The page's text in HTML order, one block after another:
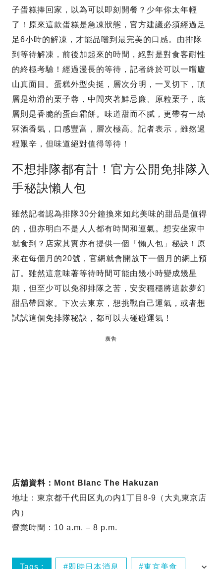
子蛋糕捧回家，以為可以即刻開餐？少年你太年輕
了！原來這款蛋糕是急凍狀態，官方建議必須經過足
足6小時的解凍，才能品嚐到最完美的口感。由排隊
到等待解凍，前後加起來的時間，絕對是對食客耐性
的終極考驗！經過漫長的等待，記者終於可以一嚐廬
山真面目。蛋糕外型尖挺，層次分明，一叉切下，頂
層是幼滑的栗子蓉，中間夾著鮮忌廉、原粒栗子，底
層則是香脆的蛋白霜餅。味道甜而不膩，更帶有一絲
冧酒香氣，口感豐富，層次極高。記者表示，雖然過
程艱辛，但味道絕對值得等待！
不想排隊都有計！官方公開免排隊入
手秘訣懶人包
雖然記者認為排隊30分鐘換來如此美味的甜品是值得
的，但亦明白不是人人都有時間和運氣。想安坐家中
就食到？店家其實亦有提供一個「懶人包」秘訣！原
來在每個月的20號，官網就會開放下一個月的網上預
訂。雖然這意味著等待時間可能由幾小時變成幾星
期，但至少可以免卻排隊之苦，安安穩穩將這款夢幻
甜品帶回家。下次去東京，想挑戰自己運氣，或者想
試試這個免排隊秘訣，都可以去碰碰運氣！
廣告
店舖資料：Mont Blanc The Hakuzan
地址：東京都千代田区丸の内1丁目8-9（大丸東京店
內）
營業時間：10 a.m. – 8 p.m.
Tags : 即時日本消息 東京美食